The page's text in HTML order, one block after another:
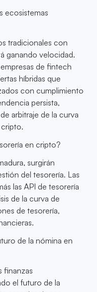
ecosistemas
tradicionales con
ganando velocidad.
de fintech
híbridas que
con cumplimiento
persista,
arbitraje de la curva
en cripto?
surgirán
del tesorería. Las
las API de tesorería
de la curva de
de tesorería,
de la nómina en
finanzas
el futuro de la